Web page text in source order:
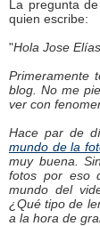
La pregunta
quien escribe:
"Hola Jose Elías.
Primeramente
blog. No me
ver con
Hace par de
mundo de la
muy buena.
fotos por eso
mundo del
¿Qué tipo de
a la hora de